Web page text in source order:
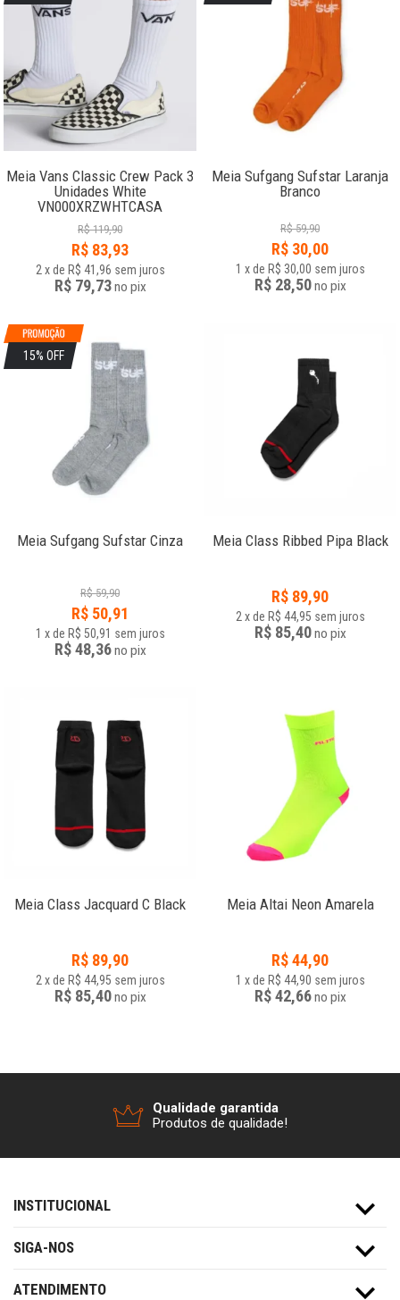
Meia Vans Classic Crew Pack 3
Unidades White
VN000XRZWHTCASA
R$ 119,90
R$ 83,93
2 x de R$ 41,96 sem juros
R$ 79,73no pix
Meia Sufgang Sufstar Laranja
Branco
R$ 59,90
R$ 30,00
1 x de R$ 30,00 sem juros
R$ 28,50no pix
15% OFF
Meia Sufgang Sufstar Cinza
R$ 59,90
R$ 50,91
1 x de R$ 50,91 sem juros
R$ 48,36no pix
Meia Class Ribbed Pipa Black
R$ 89,90
2 x de R$ 44,95 sem juros
R$ 85,40no pix
Meia Class Jacquard C Black
R$ 89,90
2 x de R$ 44,95 sem juros
R$ 85,40no pix
Meia Altai Neon Amarela
R$44,90
1 x de R$ 44,90 sem juros
R$ 42,66no pix
Qualidade garantida
Produtos de qualidade!
INSTITUCIONAL
SIGA-NOS
ATENDIMENTO